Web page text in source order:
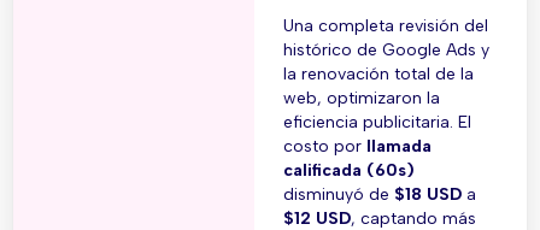
Una completa revisión del
histórico de Google Ads y
la renovación total de la
web, optimizaron la
eficiencia publicitaria. El
costo por llamada
calificada (60s)
disminuyó de $18 USD a
$12 USD, captando más